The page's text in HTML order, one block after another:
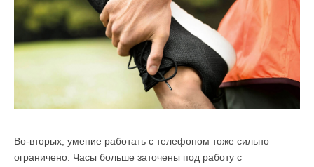
Во-вторых, умение работать с телефоном тоже сильно
ограничено. Часы больше заточены под работу с